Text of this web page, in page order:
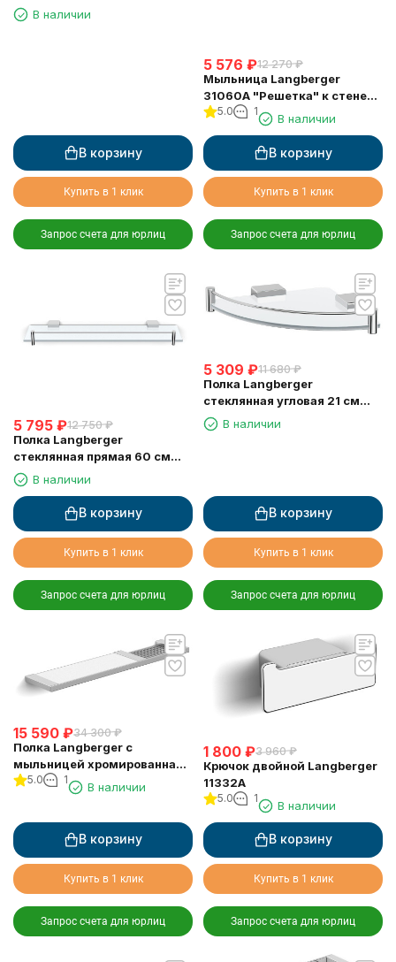
к стене двойной поворотный
11308A
В наличии
В корзину
Купить в 1 клик
Запрос счета для юрлиц
5 576 ₽12 270 ₽
Мыльница Langberger
31060A "Решетка" к стене
хромированная
5.0 1
В наличии
В корзину
Купить в 1 клик
Запрос счета для юрлиц
5 795 ₽12 750 ₽
Полка Langberger
стеклянная прямая 60 см
11351EВ наличии
В корзину
Купить в 1 клик
Запрос счета для юрлиц
5 309 ₽11 680 ₽
Полка Langberger
стеклянная угловая 21 см
11351FВ наличии
В корзину
Купить в 1 клик
Запрос счета для юрлиц
15 590 ₽34 300 ₽
Полка Langberger с
мыльницей хромированная
универсальная к стене 52 см
5.0 1
В наличии
В корзину
Купить в 1 клик
Запрос счета для юрлиц
1 800 ₽3 960 ₽
Крючок двойной Langberger
11332A
5.0 1
В наличии
В корзину
Купить в 1 клик
Запрос счета для юрлиц